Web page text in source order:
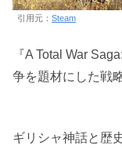
引用元： Steam
『A Total War
争を題材にした戦
ギリシャ神話と歴